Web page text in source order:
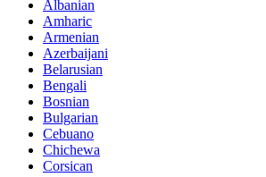
Albanian
Amharic
Armenian
Azerbaijani
Belarusian
Bengali
Bosnian
Bulgarian
Cebuano
Chichewa
Corsican